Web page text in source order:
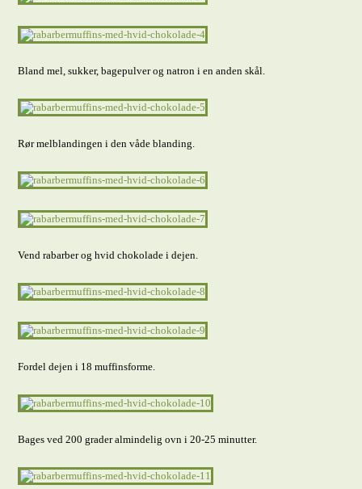
Bland mel, sukker, bagepulver og natron i en anden skål.
Rør melblandingen i den våde blanding.
Vend rabarber og hvid chokolade i dejen.
Fordel dejen i 18 muffinsforme.
Bages ved 200 grader almindelig ovn i 20-25 minutter.